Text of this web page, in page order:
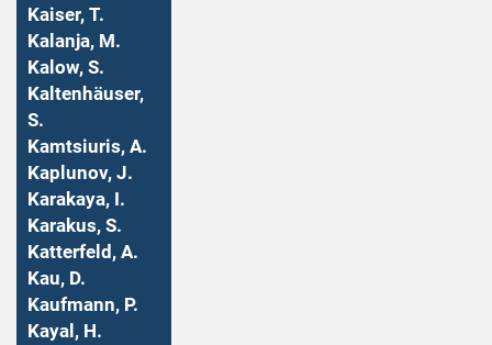
Kaiser, T.
Kalanja, M.
Kalow, S.
Kaltenhäuser,
S.
Kamtsiuris, A.
Kaplunov, J.
Karakaya, I.
Karakus, S.
Katterfeld, A.
Kau, D.
Kaufmann, P.
Kayal, H.